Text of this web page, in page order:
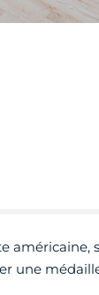
américaine,
une